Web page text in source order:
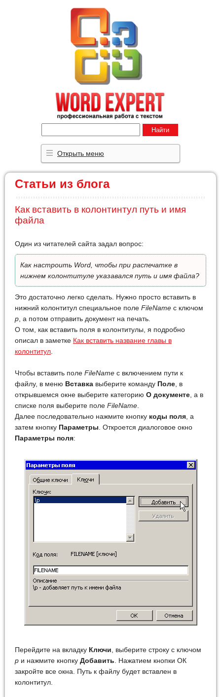
Статьи из блога
Как вставить в колонтинтул путь и имя
файла
Один из читателей сайта задал вопрос:
Как настроить Word, чтобы при распечатке в
нижнем колонтитуле указавался путь и имя файла?
Это достаточно легко сделать. Нужно просто вставить в
нижний колонтитул специальное поле FileName с ключом
p , а потом отправить документ на печать.
О том, как вставить поля в колонтитулы, я подробно
описал в заметке Как вставить название главы в
колонтитул
Чтобы вставить поле FileName с включением пути к
файлу, в меню Вставка выберите команду Поле , в
открывшемся окне выберите категорию О документе , а в
списке поля выберите поле FileName
Далее последовательно нажмите кнопку коды поля , а
затем кнопку Параметры . Откроется диалоговое окно
Параметры поля:
Перейдите на вкладку Ключи , выберите строку с ключом
p и нажмите кнопку Добавить . Нажатием кнопки ОК
закройте все окна. Путь к файлу будет вставлен в
колонтитул.
Найти
Открыть меню